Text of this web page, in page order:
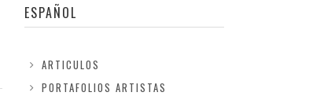
ESPAÑOL
ARTICULOS
PORTAFOLIOS ARTISTAS